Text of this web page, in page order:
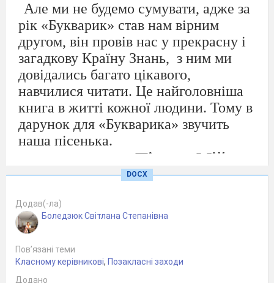
Але ми не будемо сумувати, адже за
рік «Букварик» став нам вірним
другом, він провів нас у прекрасну і
загадкову Країну Знань, з ним ми
довідались багато цікавого,
навчилися читати. Це найголовніша
книга в житті кожної людини. Тому в
дарунок для «Букварика» звучить
наша пісенька.
Пісня
«Мій
Букварик»
Сорока:
тривожна!
у цей час!
Байдужими нам
DOCX
Додав(-ла)
Боледзюк Світлана Степанівна
Пов’язані теми
Класному керівникові, Позакласні заходи
Додано